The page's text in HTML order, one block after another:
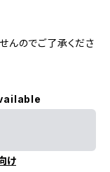
んのでご了承くださ
け